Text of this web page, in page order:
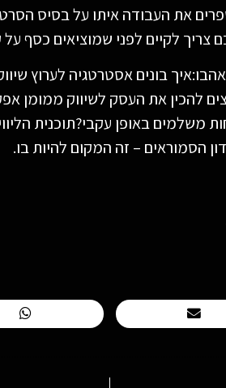
את העבודה איתו על בסיס
לקיים לפני שמוציאים כסף על
בונים אסטרטגיה לערוץ
להכין את העסק לשיווק
משלמים באופן עקבי?תוכנית
הסמוראים – זה המקום להיות בו.